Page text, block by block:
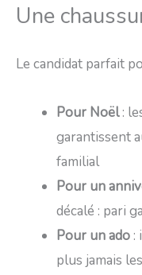
Une
Le candidat parfait
Pour Noël:
garantissent
familial
Pour un
décalé : pari
Pour un ado :
plus jamais